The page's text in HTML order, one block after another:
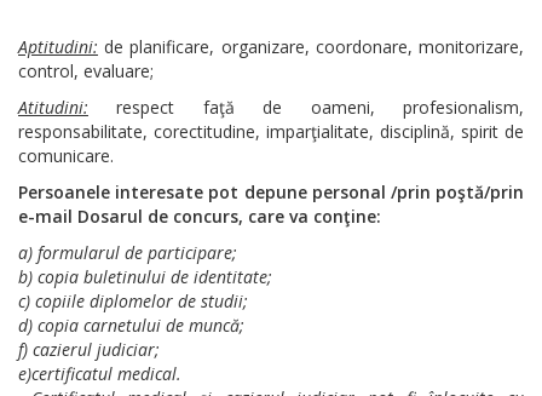
Aptitudini: de planificare, organizare, coordonare, monitorizare,
control, evaluare;
Atitudini: respect faţă de oameni, profesionalism,
responsabilitate, corectitudine, imparţialitate, disciplină, spirit de
comunicare.
Persoanele interesate pot depune personal /prin poştă/prin
e-mail Dosarul de concurs, care va conţine:
a) formularul de participare;
b) copia buletinului de identitate;
c) copiile diplomelor de studii;
d) copia carnetului de muncă;
f) cazierul judiciar;
e)certificatul medical.